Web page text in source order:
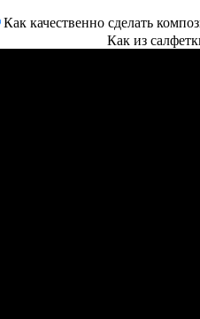
Как качественно сделать
Как из